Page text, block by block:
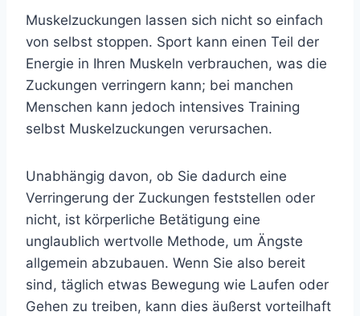
Muskelzuckungen lassen sich nicht so einfach
von selbst stoppen. Sport kann einen Teil der
Energie in Ihren Muskeln verbrauchen, was die
Zuckungen verringern kann; bei manchen
Menschen kann jedoch intensives Training
selbst Muskelzuckungen verursachen.
Unabhängig davon, ob Sie dadurch eine
Verringerung der Zuckungen feststellen oder
nicht, ist körperliche Betätigung eine
unglaublich wertvolle Methode, um Ängste
allgemein abzubauen. Wenn Sie also bereit
sind, täglich etwas Bewegung wie Laufen oder
Gehen zu treiben, kann dies äußerst vorteilhaft